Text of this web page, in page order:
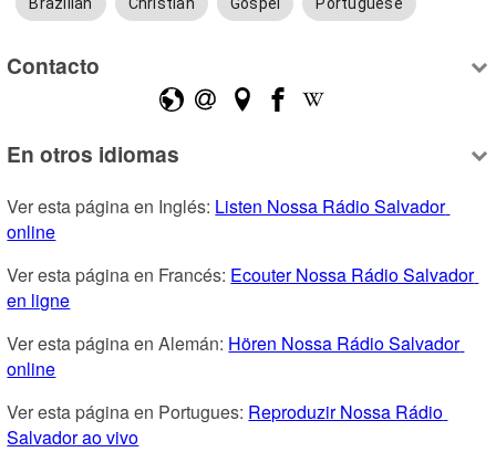
Contacto
En otros idiomas
Ver esta página en Inglés: Listen Nossa Rádio Salvador
online
Ver esta página en Francés: Ecouter Nossa Rádio Salvador
en ligne
Ver esta página en Alemán: Hören Nossa Rádio Salvador
online
Ver esta página en Portugues: Reproduzir Nossa Rádio
Salvador ao vivo